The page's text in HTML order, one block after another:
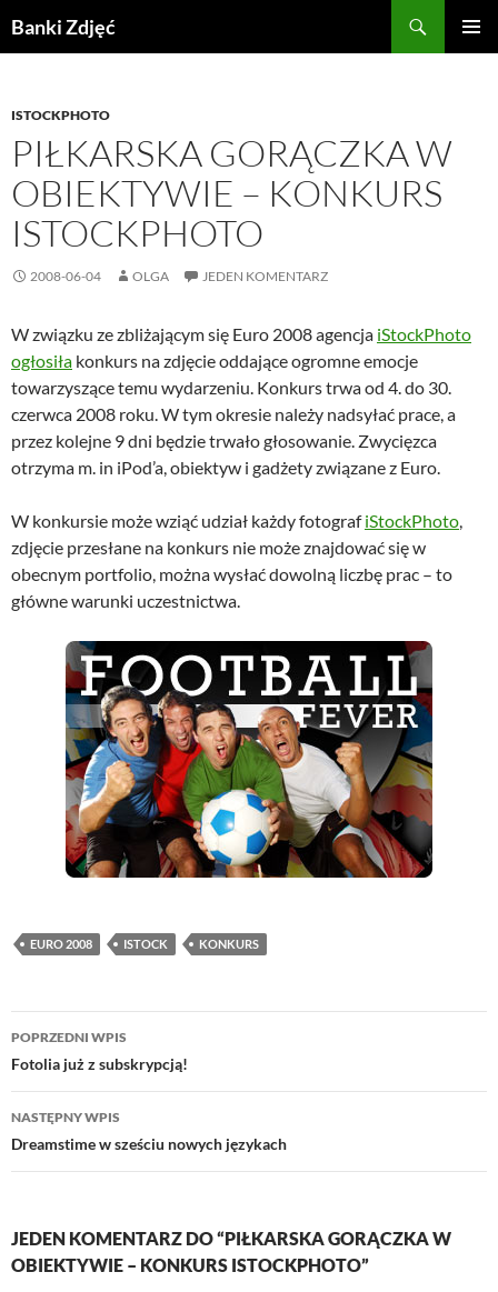
doBanki Zdjęć
ISTOCKPHOTO
PIŁKARSKA GORĄCZKA W
OBIEKTYWIE – KONKURS
ISTOCKPHOTO
2008-06-04 OLGA JEDEN KOMENTARZ
W związku ze zbliżającym się Euro 2008 agencja iStockPhoto
ogłosiła konkurs na zdjęcie oddające ogromne emocje
towarzyszące temu wydarzeniu. Konkurs trwa od 4. do 30.
czerwca 2008 roku. W tym okresie należy nadsyłać prace, a
przez kolejne 9 dni będzie trwało głosowanie. Zwycięzca
otrzyma m. in iPod’a, obiektyw i gadżety związane z Euro.
W konkursie może wziąć udział każdy fotografiStockPhoto,
zdjęcie przesłane na konkurs nie może znajdować się w
obecnym portfolio, można wysłać dowolną liczbę prac – to
główne warunki uczestnictwa.
EURO 2008 ISTOCK KONKURS
Nawigacja
wpisu
POPRZEDNI WPIS
Fotolia już z subskrypcją!
NASTĘPNY WPIS
Dreamstime w sześciu nowych językach
JEDEN KOMENTARZ DO “PIŁKARSKA GORĄCZKA W
OBIEKTYWIE – KONKURS ISTOCKPHOTO”